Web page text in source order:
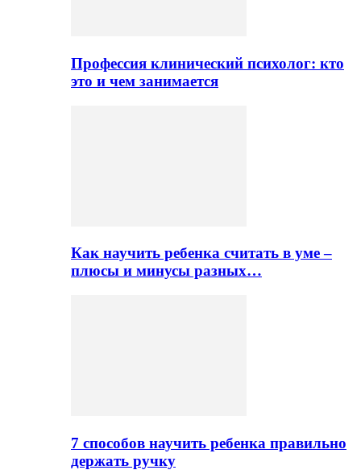
Профессия клинический психолог: кто
это и чем занимается
Как научить ребенка считать в уме –
плюсы и минусы разных…
7 способов научить ребенка правильно
держать ручку